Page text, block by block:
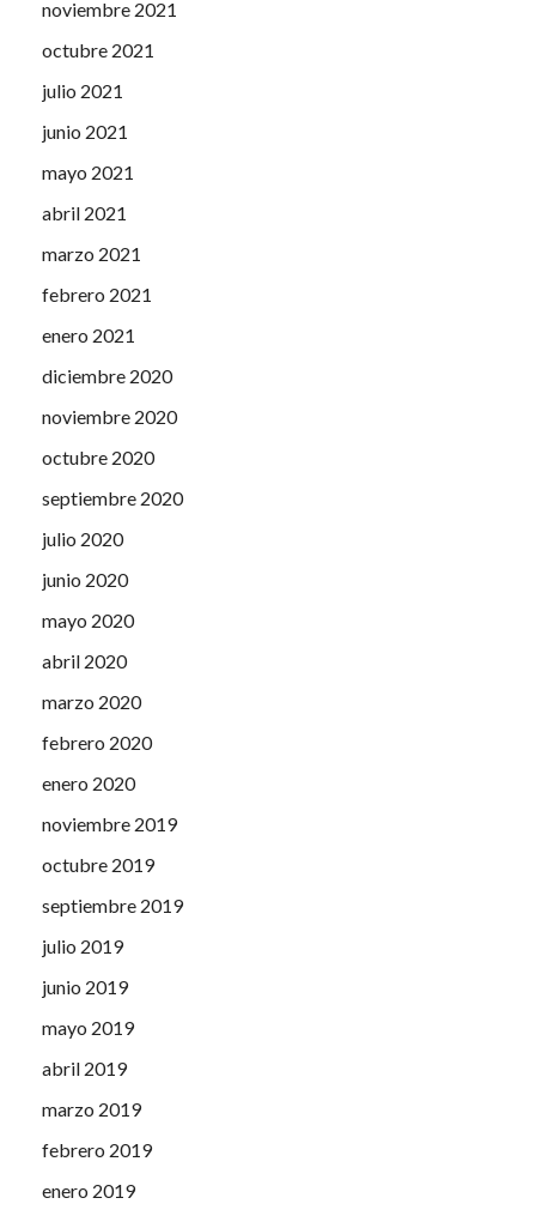
noviembre 2021
octubre 2021
julio 2021
junio 2021
mayo 2021
abril 2021
marzo 2021
febrero 2021
enero 2021
diciembre 2020
noviembre 2020
octubre 2020
septiembre 2020
julio 2020
junio 2020
mayo 2020
abril 2020
marzo 2020
febrero 2020
enero 2020
noviembre 2019
octubre 2019
septiembre 2019
julio 2019
junio 2019
mayo 2019
abril 2019
marzo 2019
febrero 2019
enero 2019